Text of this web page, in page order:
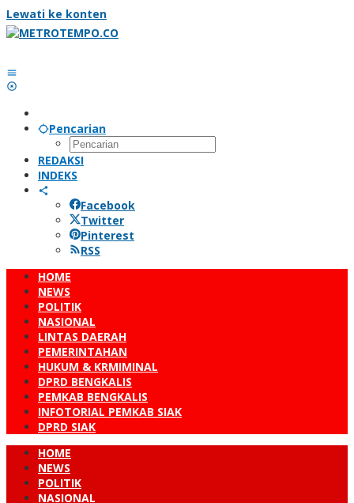
Lewati ke konten
Pencarian
REDAKSI
INDEKS
Facebook
Twitter
Pinterest
RSS
HOME
NEWS
POLITIK
NASIONAL
LINTAS DAERAH
PEMERINTAHAN
HUKUM & KRMIMINAL
DPRD BENGKALIS
PEMKAB BENGKALIS
INFOTORIAL PEMKAB SIAK
DPRD SIAK
HOME
NEWS
POLITIK
NASIONAL